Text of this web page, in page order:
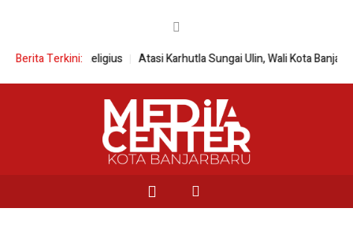
Berita Terkini:
SDM Religius Atasi Karhutla Sungai Ulin, Wali Kota Banjarbaru